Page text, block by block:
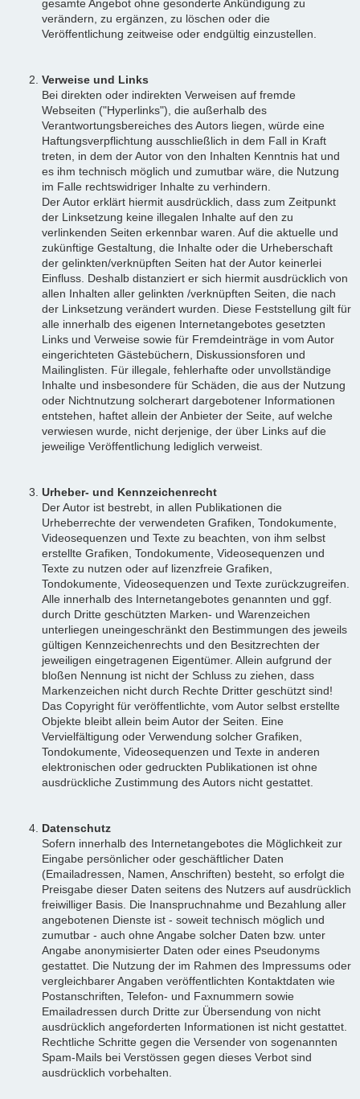
gesamte Angebot ohne gesonderte Ankündigung zu
verändern, zu ergänzen, zu löschen oder die
Veröffentlichung zeitweise oder endgültig einzustellen.
Verweise und Links
Bei direkten oder indirekten Verweisen auf fremde
Webseiten ("Hyperlinks"), die außerhalb des
Verantwortungsbereiches des Autors liegen, würde eine
Haftungsverpflichtung ausschließlich in dem Fall in Kraft
treten, in dem der Autor von den Inhalten Kenntnis hat und
es ihm technisch möglich und zumutbar wäre, die Nutzung
im Falle rechtswidriger Inhalte zu verhindern.
Der Autor erklärt hiermit ausdrücklich, dass zum Zeitpunkt
der Linksetzung keine illegalen Inhalte auf den zu
verlinkenden Seiten erkennbar waren. Auf die aktuelle und
zukünftige Gestaltung, die Inhalte oder die Urheberschaft
der gelinkten/verknüpften Seiten hat der Autor keinerlei
Einfluss. Deshalb distanziert er sich hiermit ausdrücklich von
allen Inhalten aller gelinkten /verknüpften Seiten, die nach
der Linksetzung verändert wurden. Diese Feststellung gilt für
alle innerhalb des eigenen Internetangebotes gesetzten
Links und Verweise sowie für Fremdeinträge in vom Autor
eingerichteten Gästebüchern, Diskussionsforen und
Mailinglisten. Für illegale, fehlerhafte oder unvollständige
Inhalte und insbesondere für Schäden, die aus der Nutzung
oder Nichtnutzung solcherart dargebotener Informationen
entstehen, haftet allein der Anbieter der Seite, auf welche
verwiesen wurde, nicht derjenige, der über Links auf die
jeweilige Veröffentlichung lediglich verweist.
Urheber- und Kennzeichenrecht
Der Autor ist bestrebt, in allen Publikationen die
Urheberrechte der verwendeten Grafiken, Tondokumente,
Videosequenzen und Texte zu beachten, von ihm selbst
erstellte Grafiken, Tondokumente, Videosequenzen und
Texte zu nutzen oder auf lizenzfreie Grafiken,
Tondokumente, Videosequenzen und Texte zurückzugreifen.
Alle innerhalb des Internetangebotes genannten und ggf.
durch Dritte geschützten Marken- und Warenzeichen
unterliegen uneingeschränkt den Bestimmungen des jeweils
gültigen Kennzeichenrechts und den Besitzrechten der
jeweiligen eingetragenen Eigentümer. Allein aufgrund der
bloßen Nennung ist nicht der Schluss zu ziehen, dass
Markenzeichen nicht durch Rechte Dritter geschützt sind!
Das Copyright für veröffentlichte, vom Autor selbst erstellte
Objekte bleibt allein beim Autor der Seiten. Eine
Vervielfältigung oder Verwendung solcher Grafiken,
Tondokumente, Videosequenzen und Texte in anderen
elektronischen oder gedruckten Publikationen ist ohne
ausdrückliche Zustimmung des Autors nicht gestattet.
Datenschutz
Sofern innerhalb des Internetangebotes die Möglichkeit zur
Eingabe persönlicher oder geschäftlicher Daten
(Emailadressen, Namen, Anschriften) besteht, so erfolgt die
Preisgabe dieser Daten seitens des Nutzers auf ausdrücklich
freiwilliger Basis. Die Inanspruchnahme und Bezahlung aller
angebotenen Dienste ist - soweit technisch möglich und
zumutbar - auch ohne Angabe solcher Daten bzw. unter
Angabe anonymisierter Daten oder eines Pseudonyms
gestattet. Die Nutzung der im Rahmen des Impressums oder
vergleichbarer Angaben veröffentlichten Kontaktdaten wie
Postanschriften, Telefon- und Faxnummern sowie
Emailadressen durch Dritte zur Übersendung von nicht
ausdrücklich angeforderten Informationen ist nicht gestattet.
Rechtliche Schritte gegen die Versender von sogenannten
Spam-Mails bei Verstössen gegen dieses Verbot sind
ausdrücklich vorbehalten.